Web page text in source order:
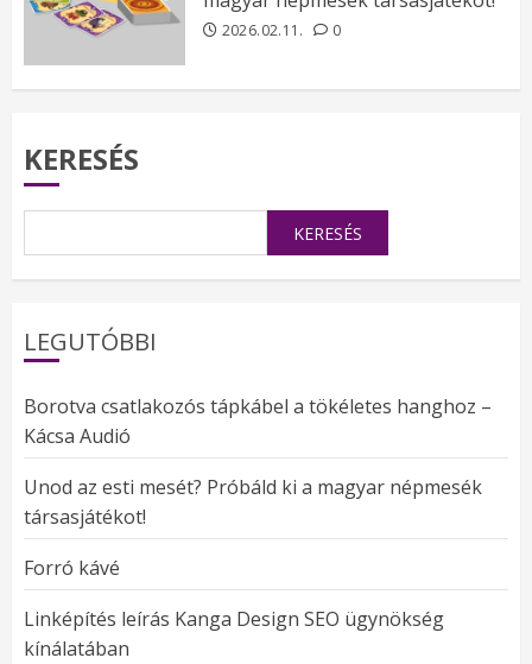
2026.02.11. 0
KERESÉS
KERESÉS
LEGUTÓBBI
Borotva csatlakozós tápkábel a tökéletes hanghoz –
Kácsa Audió
Unod az esti mesét? Próbáld ki a magyar népmesék
társasjátékot!
Forró kávé
Linképítés leírás Kanga Design SEO ügynökség
kínálatában